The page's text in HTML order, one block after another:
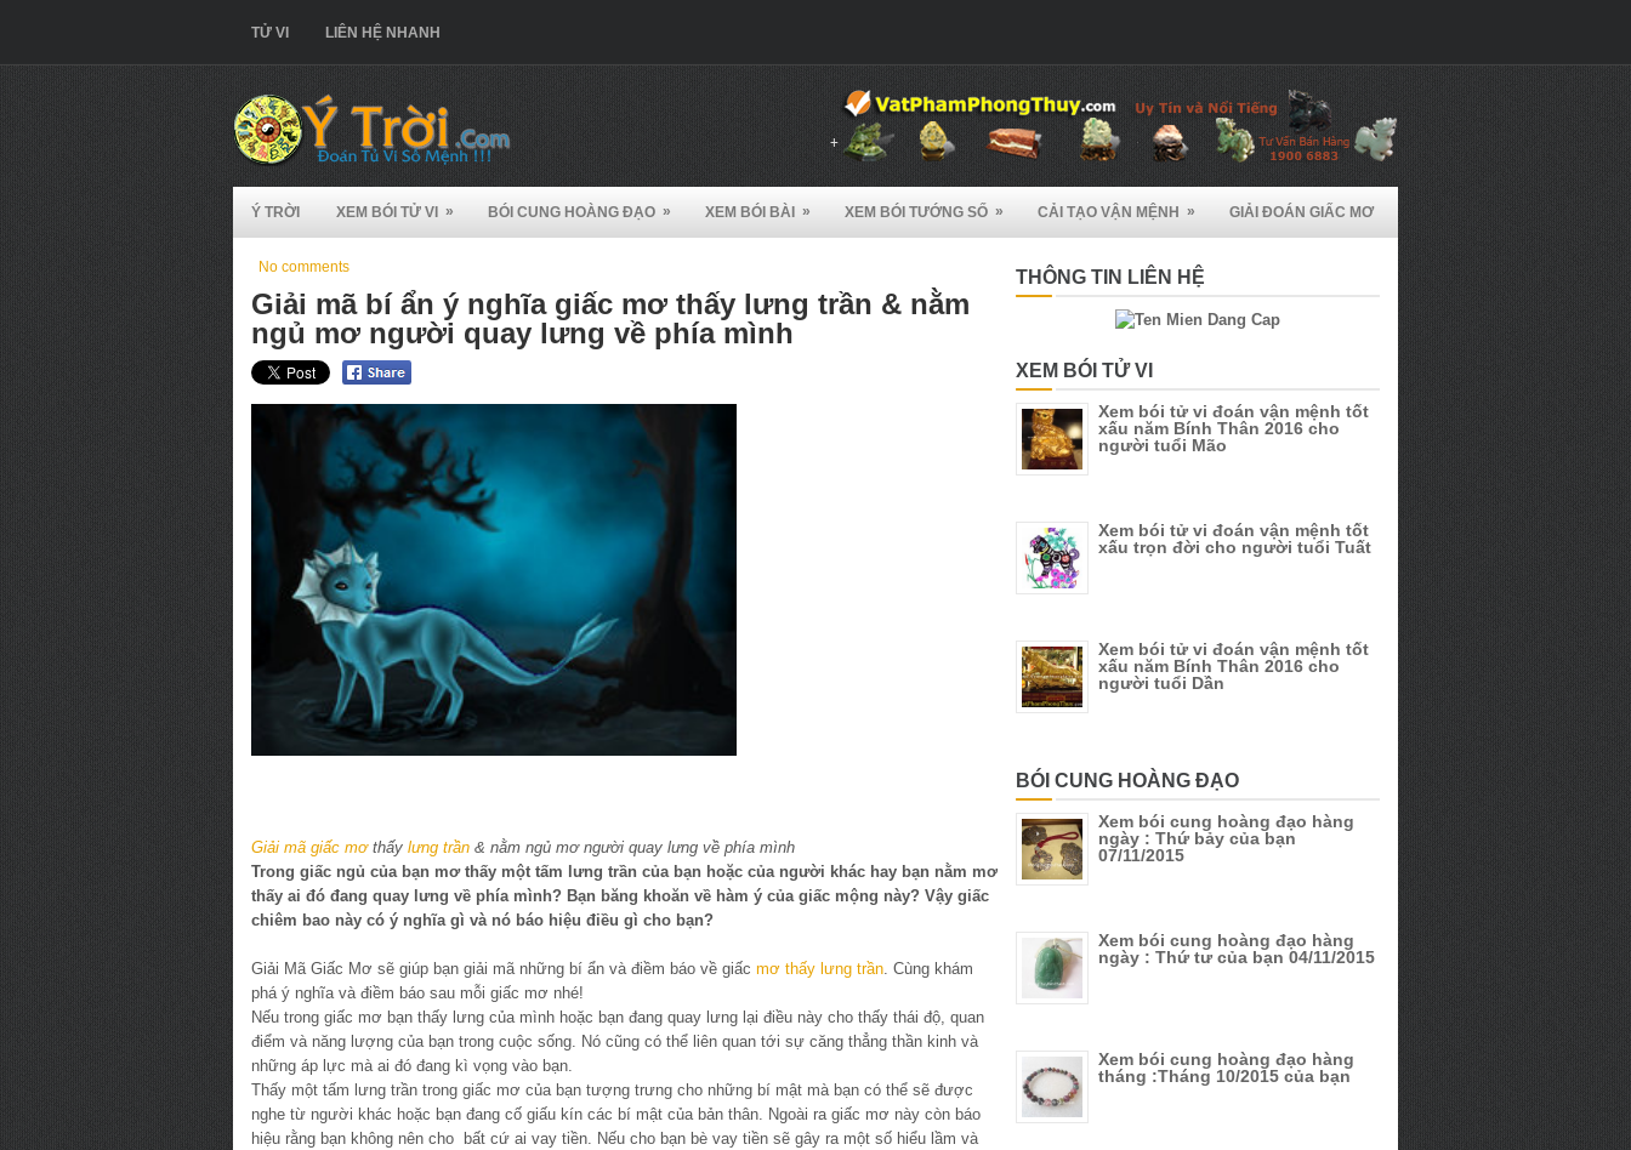
TỬ VI LIÊN HỆ NHANH
Ý TRỜI XEM BÓI TỬ VI » BÓI CUNG HOÀNG ĐẠO » XEM BÓI BÀI » XEM BÓI TƯỚNG SỐ » CẢI TẠO VẬN MỆNH » GIẢI ĐOÁN GIẤC MƠ
No comments
Giải mã bí ẩn ý nghĩa giấc mơ thấy lưng trần & nằm
ngủ mơ người quay lưng về phía mình
Giải mã giấc mơthấy lưng trần & nằm ngủ mơ người quay lưng về phía mình
Trong giấc ngủ của bạn mơ thấy một tấm lưng trần của bạn hoặc của người khác hay bạn nằm mơ
thấy ai đó đang quay lưng về phía mình? Bạn băng khoăn về hàm ý của giấc mộng này? Vậy giấc
chiêm bao này có ý nghĩa gì và nó báo hiệu điều gì cho bạn?
Giải Mã Giấc Mơ sẽ giúp bạn giải mã những bí ẩn và điềm báo về giấc mơ thấy lưng trần. Cùng khám
phá ý nghĩa và điềm báo sau mỗi giấc mơ nhé!
Nếu trong giấc mơ bạn thấy lưng của mình hoặc bạn đang quay lưng lại điều này cho thấy thái độ, quan
điểm và năng lượng của bạn trong cuộc sống. Nó cũng có thể liên quan tới sự căng thẳng thần kinh và
những áp lực mà ai đó đang kì vọng vào bạn.
Thấy một tấm lưng trần trong giấc mơ của bạn tượng trưng cho những bí mật mà bạn có thể sẽ được
nghe từ người khác hoặc bạn đang cố giấu kín các bí mật của bản thân. Ngoài ra giấc mơ này còn báo
hiệu rằng bạn không nên cho bất cứ ai vay tiền. Nếu cho bạn bè vay tiền sẽ gây ra một số hiểu lầm và
THÔNG TIN LIÊN HỆ
XEM BÓI TỬ VI
Xem bói tử vi đoán vận mệnh tốt
xấu năm Bính Thân 2016 cho
người tuổi Mão
Xem bói tử vi đoán vận mệnh tốt
xấu trọn đời cho người tuổi Tuất
Xem bói tử vi đoán vận mệnh tốt
xấu năm Bính Thân 2016 cho
người tuổi Dần
BÓI CUNG HOÀNG ĐẠO
Xem bói cung hoàng đạo hàng
ngày : Thứ bảy của bạn
07/11/2015
Xem bói cung hoàng đạo hàng
ngày : Thứ tư của bạn 04/11/2015
Xem bói cung hoàng đạo hàng
tháng :Tháng 10/2015 của bạn